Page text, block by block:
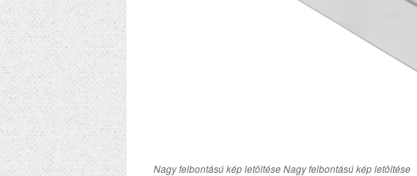
Nagy felbontású kép letöltése Nagy felbontású kép letöltése